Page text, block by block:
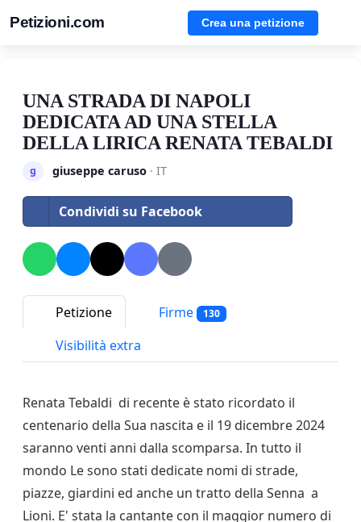
Petizioni.com Crea una petizione
UNA STRADA DI NAPOLI
DEDICATA AD UNA STELLA
DELLA LIRICA RENATA TEBALDI
g giuseppe caruso· IT
Condividi su Facebook
Petizione Firme 130
Visibilità extra
Renata Tebaldi di recente è stato ricordato il
centenario della Sua nascita e il 19 dicembre 2024
saranno venti anni dalla scomparsa. In tutto il
mondo Le sono stati dedicate nomi di strade,
piazze, giardini ed anche un tratto della Senna a
Lioni. E' stata la cantante con il maggior numero di